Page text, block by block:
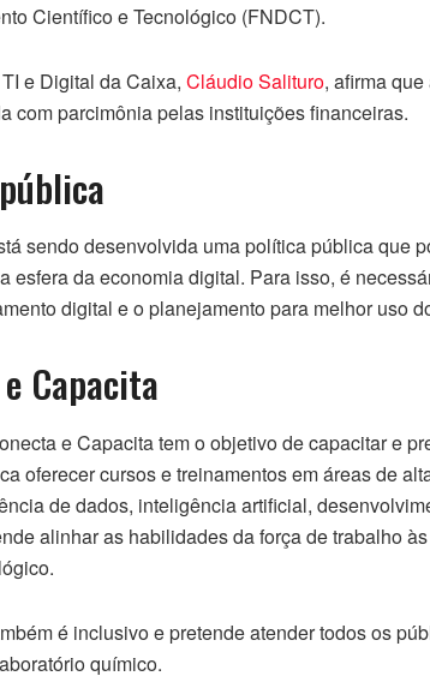
Científico e Tecnológico (FNDCT).
e Digital da Caixa, Cláudio Salituro, afirma
com parcimônia pelas instituições financeiras.
sendo desenvolvida uma política pública que
esfera da economia digital. Para isso, é
digital e o planejamento para melhor uso
Capacita
e Capacita tem o objetivo de capacitar e
oferecer cursos e treinamentos em áreas de
de dados, inteligência artificial,
alinhar as habilidades da força de trabalho
é inclusivo e pretende atender todos os
químico.